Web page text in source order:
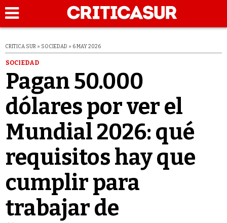
CRITICA SUR » SOCIEDAD » 6 MAY 2026
SOCIEDAD
Pagan 50.000
dólares por ver el
Mundial 2026: qué
requisitos hay que
cumplir para
trabajar de